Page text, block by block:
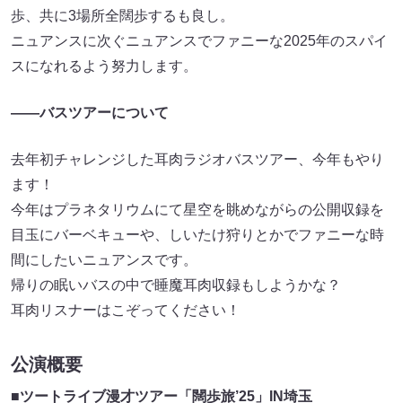
歩、共に3場所全闊歩するも良し。
ニュアンスに次ぐニュアンスでファニーな2025年のスパイ
スになれるよう努力します。
――バスツアーについて
去年初チャレンジした耳肉ラジオバスツアー、今年もやり
ます！
今年はプラネタリウムにて星空を眺めながらの公開収録を
目玉にバーベキューや、しいたけ狩りとかでファニーな時
間にしたいニュアンスです。
帰りの眠いバスの中で睡魔耳肉収録もしようかな？
耳肉リスナーはこぞってください！
公演概要
■ツートライブ漫才ツアー「闊歩旅’25」IN埼玉